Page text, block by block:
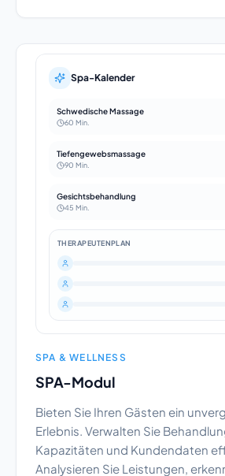
Spa-Kalender
Schwedische Massage
60 Min.
Tiefengewebsmassage
90 Min.
Gesichtsbehandlung
45 Min.
THERAPEUTENPLAN
SPA & WELLNESS
SPA-Modul
Bieten Sie Ihren Gästen ein
Erlebnis. Verwalten Sie
Kapazitäten und Kundendaten
Analysieren Sie Leistungen,